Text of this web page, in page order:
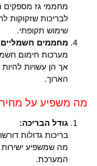
מחממי גז מספקים
לבריכות שזקוקות
שימוש תקופתי.
מחממים
מערכות חימום
אך הן עשויות
הארוך.
מה משפיע על
גודל הבריכה:
בריכות גדולות
מה שמשפיע
המערכת.